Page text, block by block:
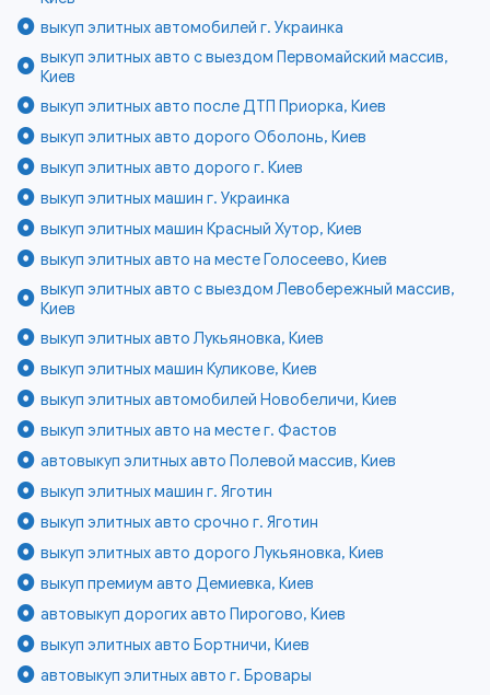
выкуп элитных автомобилей г. Украинка
выкуп элитных авто с выездом Первомайский массив,
Киев
выкуп элитных авто после ДТП Приорка, Киев
выкуп элитных авто дорого Оболонь, Киев
выкуп элитных авто дорого г. Киев
выкуп элитных машин г. Украинка
выкуп элитных машин Красный Хутор, Киев
выкуп элитных авто на месте Голосеево, Киев
выкуп элитных авто с выездом Левобережный массив,
Киев
выкуп элитных авто Лукьяновка, Киев
выкуп элитных машин Куликове, Киев
выкуп элитных автомобилей Новобеличи, Киев
выкуп элитных авто на месте г. Фастов
автовыкуп элитных авто Полевой массив, Киев
выкуп элитных машин г. Яготин
выкуп элитных авто срочно г. Яготин
выкуп элитных авто дорого Лукьяновка, Киев
выкуп премиум авто Демиевка, Киев
автовыкуп дорогих авто Пирогово, Киев
выкуп элитных авто Бортничи, Киев
автовыкуп элитных авто г. Бровары